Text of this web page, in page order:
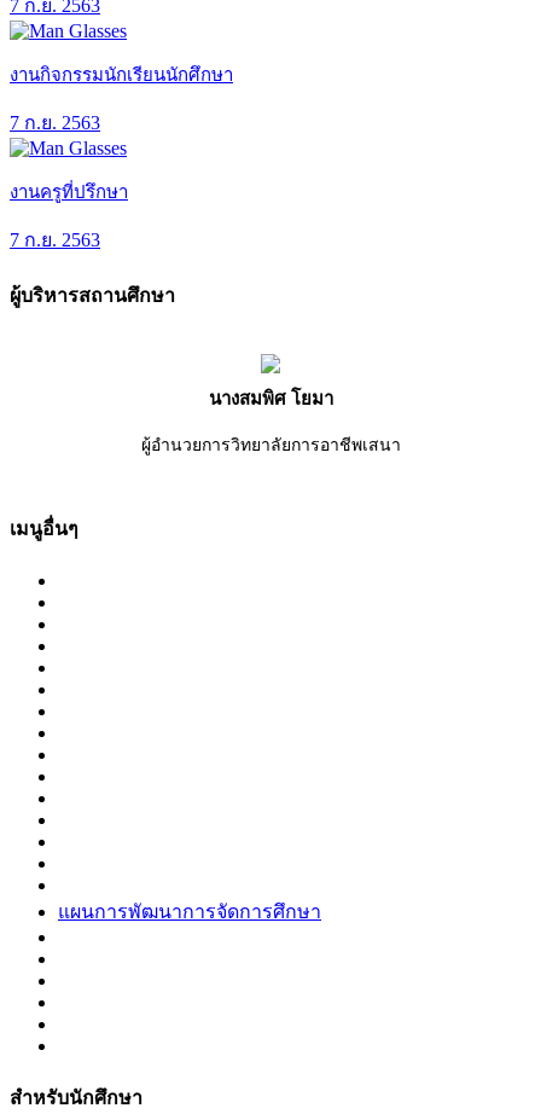
7 ก.ย. 2563
งานกิจกรรมนักเรียนนักศึกษา
7 ก.ย. 2563
งานครูที่ปรึกษา
7 ก.ย. 2563
ผู้บริหารสถานศึกษา
นางสมพิศ โยมา
ผู้อำนวยการวิทยาลัยการอาชีพเสนา
เมนูอื่นๆ
แผนการพัฒนาการจัดการศึกษา
สำหรับนักศึกษา